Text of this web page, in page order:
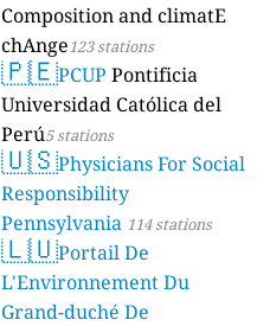
Composition and climatE
chAnge123 stations
🇵🇪PCUP Pontificia
Universidad Católica del
Perú5 stations
🇺🇸Physicians For Social
Responsibility
Pennsylvania 114 stations
🇱🇺Portail De
L'Environnement Du
Grand-duché De